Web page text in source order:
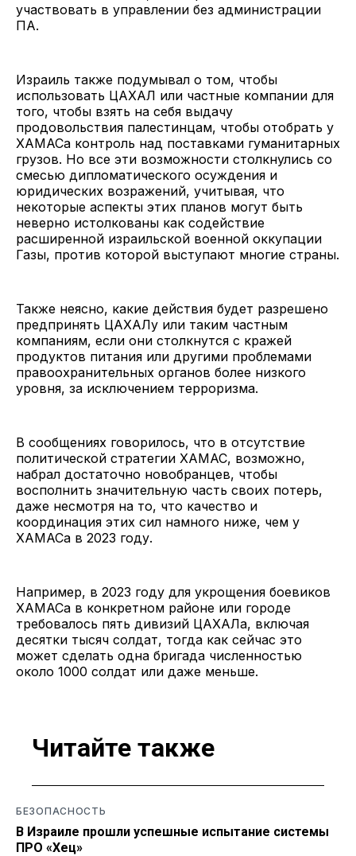
участвовать в управлении без администрации
ПА.
Израиль также подумывал о том, чтобы
использовать ЦАХАЛ или частные компании для
того, чтобы взять на себя выдачу
продовольствия палестинцам, чтобы отобрать у
ХАМАСа контроль над поставками гуманитарных
грузов. Но все эти возможности столкнулись со
смесью дипломатического осуждения и
юридических возражений, учитывая, что
некоторые аспекты этих планов могут быть
неверно истолкованы как содействие
расширенной израильской военной оккупации
Газы, против которой выступают многие страны.
Также неясно, какие действия будет разрешено
предпринять ЦАХАЛу или таким частным
компаниям, если они столкнутся с кражей
продуктов питания или другими проблемами
правоохранительных органов более низкого
уровня, за исключением терроризма.
В сообщениях говорилось, что в отсутствие
политической стратегии ХАМАС, возможно,
набрал достаточно новобранцев, чтобы
восполнить значительную часть своих потерь,
даже несмотря на то, что качество и
координация этих сил намного ниже, чем у
ХАМАСа в 2023 году.
Например, в 2023 году для укрощения боевиков
ХАМАСа в конкретном районе или городе
требовалось пять дивизий ЦАХАЛа, включая
десятки тысяч солдат, тогда как сейчас это
может сделать одна бригада численностью
около 1000 солдат или даже меньше.
Читайте также
БЕЗОПАСНОСТЬ
В Израиле прошли успешные испытание системы
ПРО «Хец»